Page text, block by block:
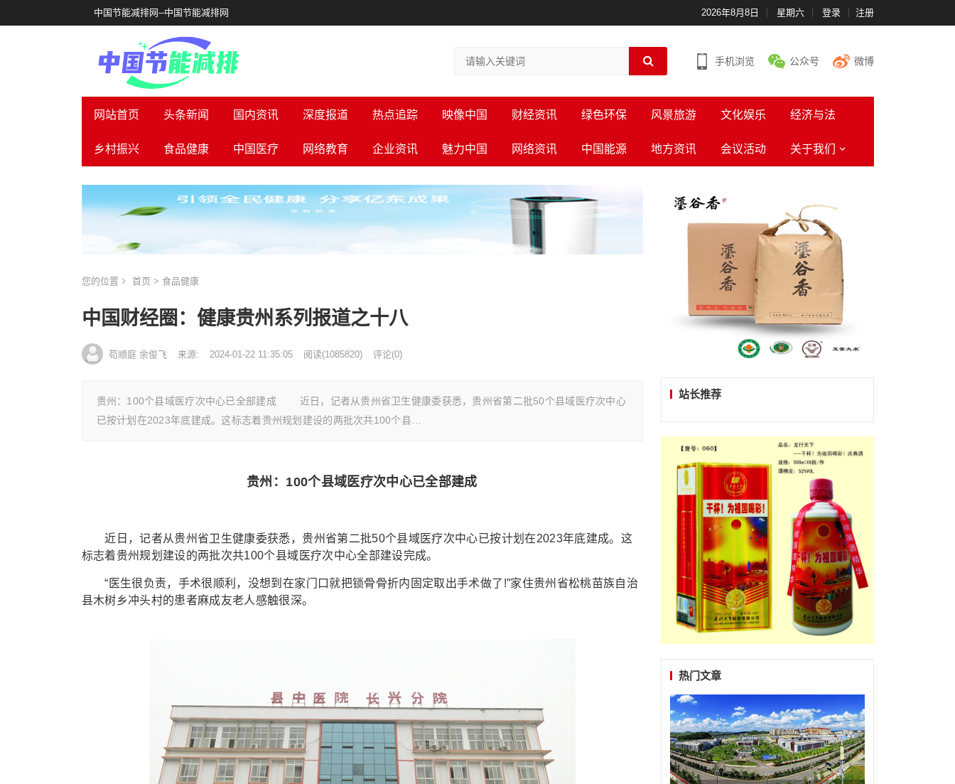
中国节能减排网--中国节能减排网 2026年8月8日 星期六 登录 注册
手机浏览 公众号 微博
网站首页 头条新闻 国内资讯 深度报道 热点追踪 映像中国 财经资讯 绿色环保 风景旅游 文化娱乐 经济与法
乡村振兴 食品健康 中国医疗 网络教育 企业资讯 魅力中国 网络资讯 中国能源 地方资讯 会议活动 关于我们
您的位置 首页 > 食品健康
中国财经圈​​​​​​​：健康贵州系列报道之十八
苟顺庭 余俊飞 来源: 2024-01-22 11:35:05 阅读(1085820) 评论(0)
贵州：100个县域医疗次中心已全部建成 近日，记者从贵州省卫生健康委获悉，贵州省第二批50个县域医疗次中心
已按计划在2023年底建成。这标志着贵州规划建设的两批次共100个县…
贵州：100个县域医疗次中心已全部建成
近日，记者从贵州省卫生健康委获悉，贵州省第二批50个县域医疗次中心已按计划在2023年底建成。这
标志着贵州规划建设的两批次共100个县域医疗次中心全部建设完成。
“医生很负责，手术很顺利，没想到在家门口就把锁骨骨折内固定取出手术做了!”家住贵州省松桃苗族自治
县木树乡冲头村的患者麻成友老人感触很深。
站长推荐
热门文章